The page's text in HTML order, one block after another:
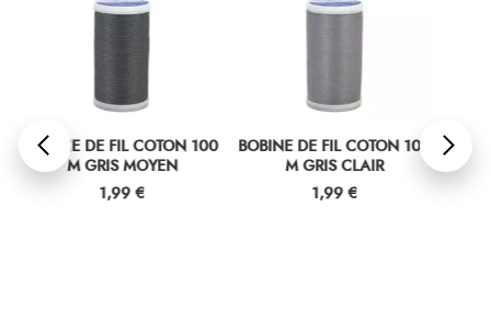
100
BOBINE DE FIL COTON 100
M GRIS CLAIR
BOBINE DE FIL COTON 100
M BLEU CLAIR